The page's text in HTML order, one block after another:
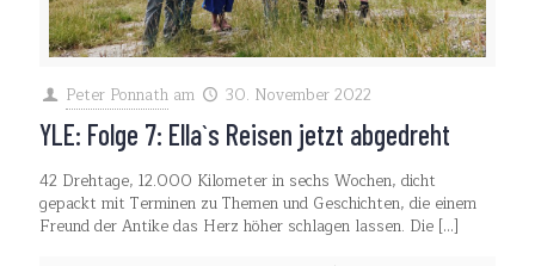
Peter Ponnath am 30. November 2022
YLE: Folge 7: Ella`s Reisen jetzt abgedreht
42 Drehtage, 12.000 Kilometer in sechs Wochen, dicht
gepackt mit Terminen zu Themen und Geschichten, die einem
Freund der Antike das Herz höher schlagen lassen. Die […]